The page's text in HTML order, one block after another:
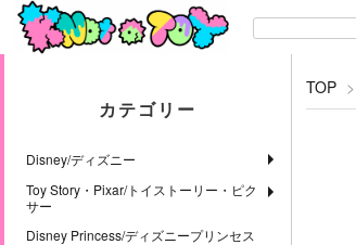
カテゴリー
Disney/ディズニー
Toy Story・Pixar/トイストーリー・ピク
サー
Disney Princess/ディズニープリンセス
TOP >